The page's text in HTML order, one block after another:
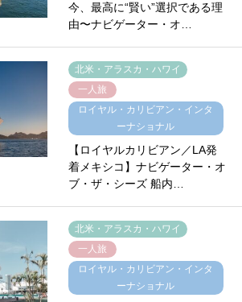
今、最高に“賢い”選択である理
由〜ナビゲーター・オ…
北米・アラスカ・ハワイ
一人旅
ロイヤル・カリビアン・インタ
ーナショナル
【ロイヤルカリビアン／LA発
着メキシコ】ナビゲーター・オ
ブ・ザ・シーズ 船内…
北米・アラスカ・ハワイ
一人旅
ロイヤル・カリビアン・インタ
ーナショナル